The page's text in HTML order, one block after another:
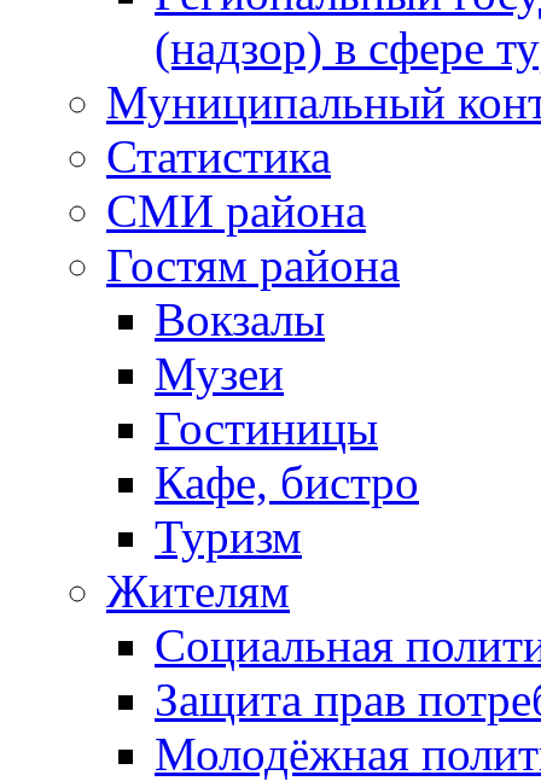
(надзор) в сфере
Муниципальный
Статистика
СМИ района
Гостям района
Вокзалы
Музеи
Гостиницы
Кафе, бистро
Туризм
Жителям
Социальная
Защита прав
Молодёжная